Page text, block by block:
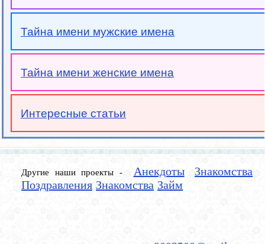
Тайна имени мужские имена
Тайна имени женские имена
Интересные статьи
Другие наши проекты - Анекдоты
Знакомства
Поздравления Знакомства Займ